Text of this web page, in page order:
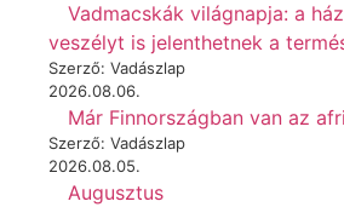
Vadmacskák világnapja: a
veszélyt is jelenthetnek a
Szerző: Vadászlap
2026.08.06.
Már Finnországban van az
Szerző: Vadászlap
2026.08.05.
Augusztus